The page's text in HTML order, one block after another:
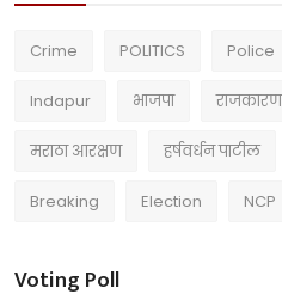
Crime POLITICS Police
Indapur भाजपा राजकारण
मराठा आरक्षण हर्षवर्धन पाटील
Breaking Election NCP
Voting Poll